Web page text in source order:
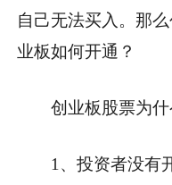
自己无法买入。那
业板如何开通？
创业板股票为什
1、投资者没有